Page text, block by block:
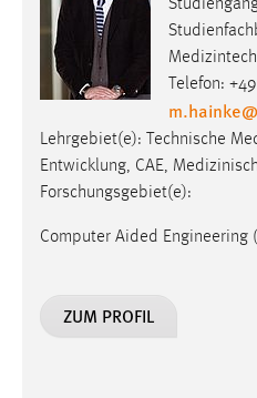
m.hainke@
Lehrgebiet(e): Technische
Entwicklung, CAE,
Forschungsgebiet(e):
Computer Aided Engineering
Prof. Dr. Julia Heigl